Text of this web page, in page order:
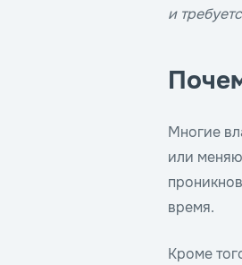
и
Многие
или
время.
Кроме